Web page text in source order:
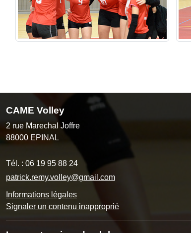
CAME Volley
2 rue Marechal Joffre
88000 EPINAL
Tél. : 06 19 95 88 24
patrick.remy.volley@gmail.com
Informations légales
Signaler un contenu inapproprié